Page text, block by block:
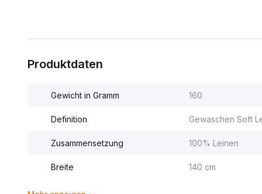
Produktdaten
Gewicht in Gramm 160
Definition Gewaschen Soft
Zusammensetzung 100% Leinen
Breite 140 cm